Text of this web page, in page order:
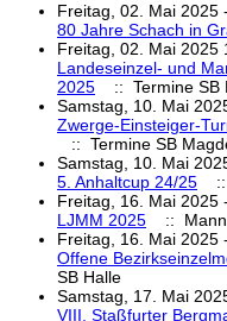
Freitag, 02. Mai 2025
80 Jahre Schach in
Freitag, 02. Mai 2025
Landeseinzel- und
2025
:: Termine SB
Samstag, 10. Mai
Zwerge-Einsteiger-
:: Termine SB
Samstag, 10. Mai
5. Anhaltcup 24/25
Freitag, 16. Mai 2025
LJMM 2025
::
Freitag, 16. Mai 2025
Offene
SB Halle
Samstag, 17. Mai
VIII. Staßfurter